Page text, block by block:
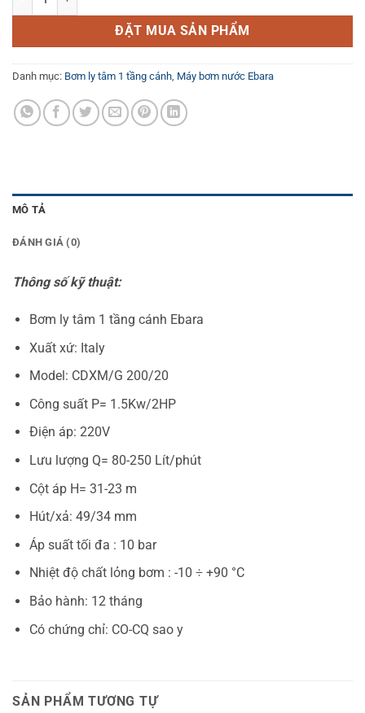
ĐẶT MUA SẢN PHẨM
Danh mục: Bơm ly tâm 1 tầng cánh, Máy bơm nước Ebara
MÔ TẢ
ĐÁNH GIÁ (0)
Thông số kỹ thuật:
Bơm ly tâm 1 tầng cánh Ebara
Xuất xứ: Italy
Model: CDXM/G 200/20
Công suất P= 1.5Kw/2HP
Điện áp: 220V
Lưu lượng Q= 80-250 Lít/phút
Cột áp H= 31-23 m
Hút/xả: 49/34 mm
Áp suất tối đa : 10 bar
Nhiệt độ chất lỏng bơm : -10 ÷ +90 °C
Bảo hành: 12 tháng
Có chứng chỉ: CO-CQ sao y
SẢN PHẨM TƯƠNG TỰ